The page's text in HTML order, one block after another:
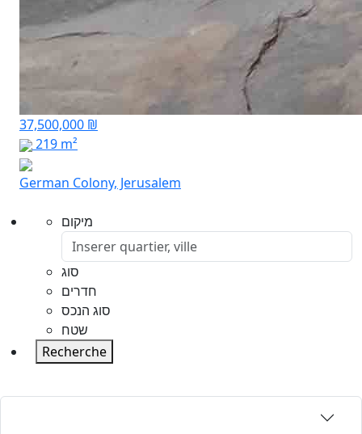
37,500,000 ₪
219 m²
German Colony, Jerusalem
מיקום
סוג
חדרים
סוג הנכס
שטח
Recherche